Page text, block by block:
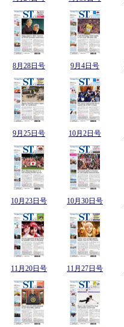
8月28日号 9月4日号
9月25日号 10月2日号
10月23日号 10月30日号
11月20日号 11月27日号